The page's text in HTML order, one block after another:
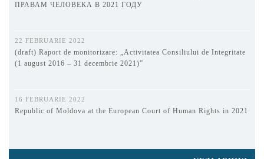
ПРАВАМ ЧЕЛОВЕКА В 2021 ГОДУ
22 FEBRUARIE 2022
(draft) Raport de monitorizare: „Activitatea Consiliului de Integritate
(1 august 2016 – 31 decembrie 2021)”
16 FEBRUARIE 2022
Republic of Moldova at the European Court of Human Rights in 2021